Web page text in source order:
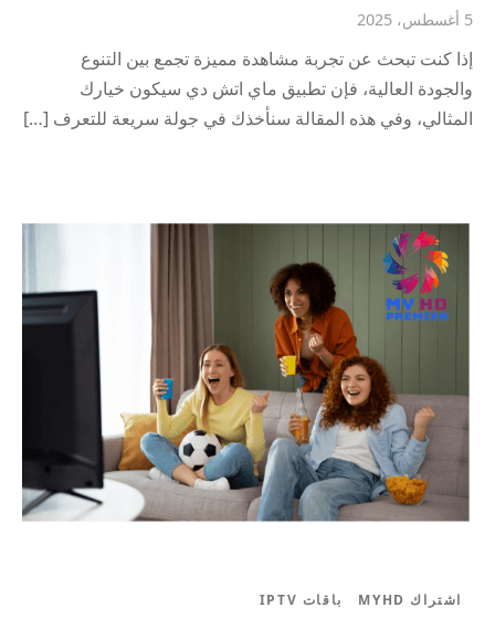
5 أغسطس، 2025
إذا كنت تبحث عن تجربة مشاهدة مميزة تجمع بين التنوع
والجودة العالية، فإن تطبيق ماي اتش دي سيكون خيارك
المثالي، وفي هذه المقالة سنأخذك في جولة سريعة للتعرف […]
اشتراك MYHD باقات IPTV